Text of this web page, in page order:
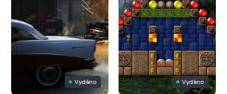
Vydáno Vydáno